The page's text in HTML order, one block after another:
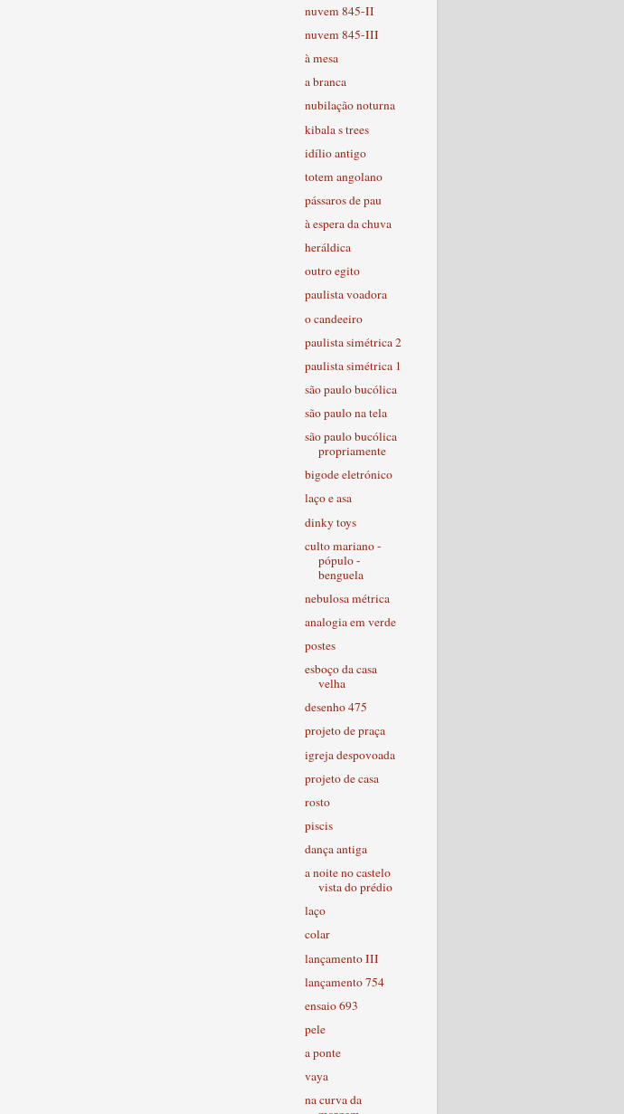
nuvem 845-II
nuvem 845-III
à mesa
a branca
nubilação noturna
kibala s trees
idílio antigo
totem angolano
pássaros de pau
à espera da chuva
heráldica
outro egito
paulista voadora
o candeeiro
paulista simétrica 2
paulista simétrica 1
são paulo bucólica
são paulo na tela
são paulo bucólica
propriamente
bigode eletrónico
laço e asa
dinky toys
culto mariano -
pópulo -
benguela
nebulosa métrica
analogia em verde
postes
esboço da casa
velha
desenho 475
projeto de praça
igreja despovoada
projeto de casa
rosto
piscis
dança antiga
a noite no castelo
vista do prédio
laço
colar
lançamento III
lançamento 754
ensaio 693
pele
a ponte
vaya
na curva da